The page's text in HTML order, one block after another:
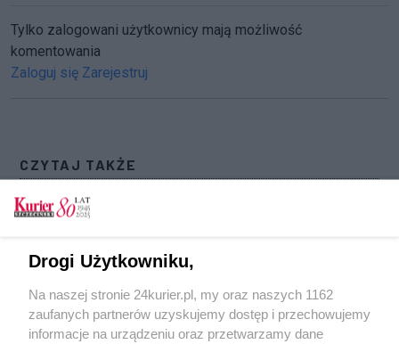
Tylko zalogowani użytkownicy mają możliwość
komentowania
Zaloguj się Zarejestruj
CZYTAJ TAKŻE
Powrót do szkoły. Wytyczne sanitarne dla klas
I-III w podstawówkach
„Mamy sytuację niejednoznaczną”. Powrót
uczniów i obostrzenia [SONDA]
Obecne obostrzenia wprowadzane w wyniku
pandemii przedłużone do 31 stycznia
Drogi Użytkowniku,
Na naszej stronie 24kurier.pl, my oraz naszych 1162
zaufanych partnerów uzyskujemy dostęp i przechowujemy
informacje na urządzeniu oraz przetwarzamy dane